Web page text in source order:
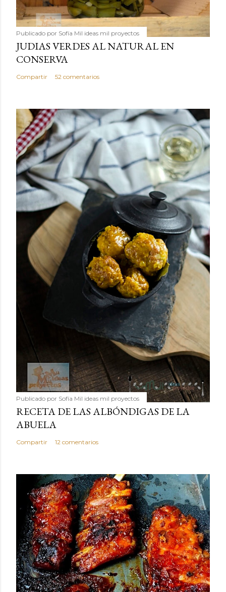
Publicado por Sofía Mil ideas mil proyectos
JUDIAS VERDES AL NATURAL EN
CONSERVA
Compartir 52 comentarios
Publicado por Sofía Mil ideas mil proyectos
RECETA DE LAS ALBÓNDIGAS DE LA
ABUELA
Compartir 12 comentarios